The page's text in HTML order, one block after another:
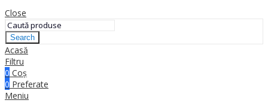
Close
Search
Acasă
Filtru
0 Coș
0 Preferate
Meniu